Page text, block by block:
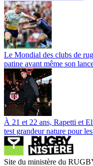
Le Mondial des clubs de
patine avant même son
À 21 et 22 ans, Rapetti et
test grandeur nature pour
Site du ministère du